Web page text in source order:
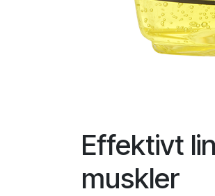
Effektivt
muskler